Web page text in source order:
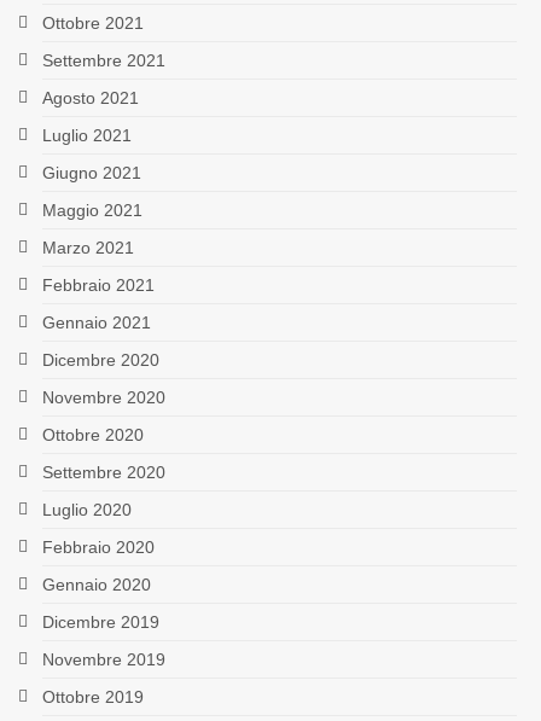
Ottobre 2021
Settembre 2021
Agosto 2021
Luglio 2021
Giugno 2021
Maggio 2021
Marzo 2021
Febbraio 2021
Gennaio 2021
Dicembre 2020
Novembre 2020
Ottobre 2020
Settembre 2020
Luglio 2020
Febbraio 2020
Gennaio 2020
Dicembre 2019
Novembre 2019
Ottobre 2019